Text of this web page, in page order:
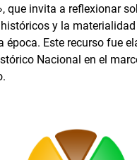
que invita a reflexionar
y la
época. Este recurso fue
Nacional en el